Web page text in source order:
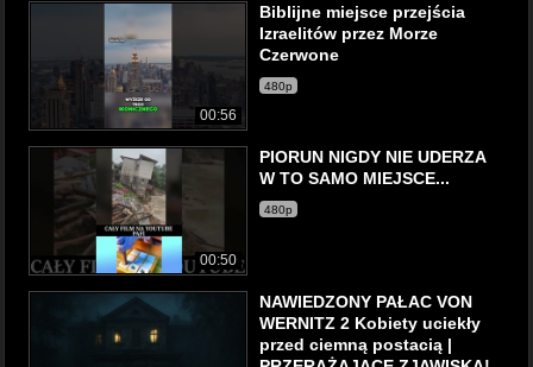
00:56
Biblijne miejsce przejścia
Izraelitów przez Morze
Czerwone
480p
00:50
PIORUN NIGDY NIE UDERZA
W TO SAMO MIEJSCE...
480p
NAWIEDZONY PAŁAC VON
WERNITZ 2 Kobiety uciekły
przed ciemną postacią |